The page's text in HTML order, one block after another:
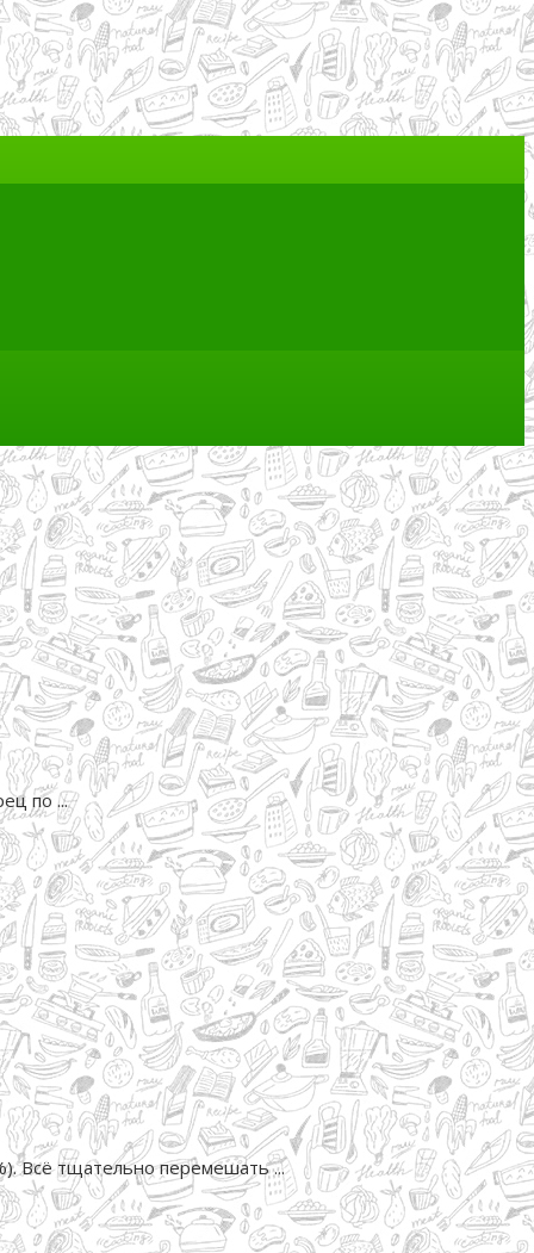
по ...
Всё тщательно перемешать ...